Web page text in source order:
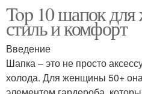
Top 10 шапок
стиль и комфорт
Введение
Шапка – это не просто
холода. Для женщины 50+